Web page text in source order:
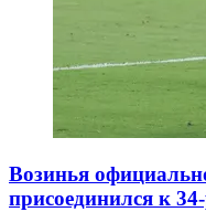
Возинья
присоединился к